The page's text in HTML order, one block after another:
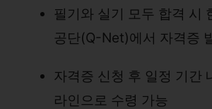
필기와 실기 모두 합격 시
공단(Q-Net)에서 자격증
자격증 신청 후 일정 기간
라인으로 수령 가능